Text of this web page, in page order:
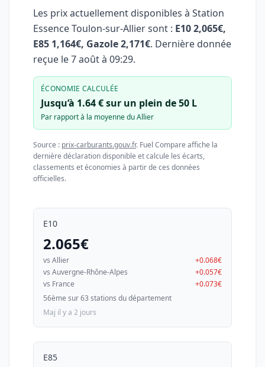
Les prix actuellement disponibles à Station
Essence Toulon-sur-Allier sont : E10 2,065€,
E85 1,164€, Gazole 2,171€. Dernière donnée
reçue le7 août à 09:29.
ÉCONOMIE CALCULÉE
Jusqu’à 1.64 € sur un plein de 50 L
Par rapport à la moyenne du Allier
Source : prix-carburants.gouv.fr. Fuel Compare affiche la
dernière déclaration disponible et calcule les écarts,
classements et économies à partir de ces données
officielles.
E10
2.065€
vs Allier
+0.068€
vs Auvergne-Rhône-Alpes
+0.057€
vs France
+0.073€
56ème sur 63 stations du département
Maj il y a 2 jours
E85